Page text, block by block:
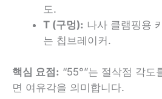
도.
T (구멍): 나사 클램핑용
는 칩브레이커.
핵심 요점: “55°”는 절삭점 각도
면 여유각을 의미합니다.